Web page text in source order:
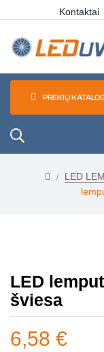
Kontaktai
PREKIŲ
LED
LED
šviesa
6,58 €